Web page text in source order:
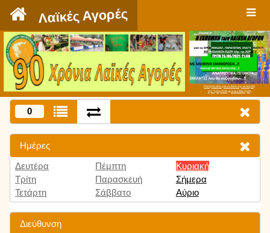
Λαϊκές Αγορές
Πατήστε εδώ για να δείτε την εκπομπή
την Τρίτη 9:00 μμ και κάθε Τρίτη
0
Ημέρες
Δευτέρα
Τρίτη
Τετάρτη
Πέμπτη
Παρασκευή
Σάββατο
Κυριακή
Σήμερα
Αύριο
Διεύθυνση